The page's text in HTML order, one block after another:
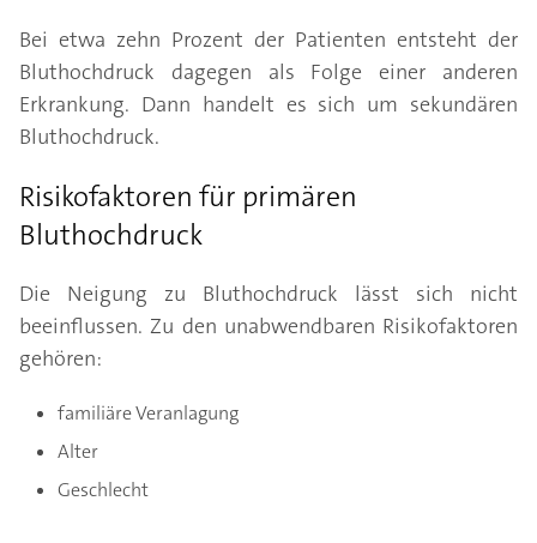
Bei etwa zehn Prozent der Patienten entsteht der
Bluthochdruck dagegen als Folge einer anderen
Erkrankung. Dann handelt es sich um sekundären
Bluthochdruck.
Risikofaktoren für primären
Bluthochdruck
Die Neigung zu Bluthochdruck lässt sich nicht
beeinflussen. Zu den unabwendbaren Risikofaktoren
gehören:
familiäre Veranlagung
Alter
Geschlecht